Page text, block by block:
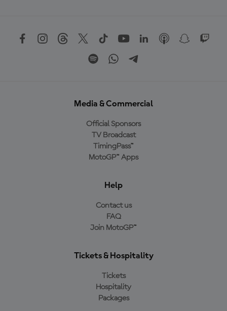
Media & Commercial
Official Sponsors
TV Broadcast
TimingPass™
MotoGP™ Apps
Help
Contact us
FAQ
Join MotoGP™
Tickets & Hospitality
Tickets
Hospitality
Packages